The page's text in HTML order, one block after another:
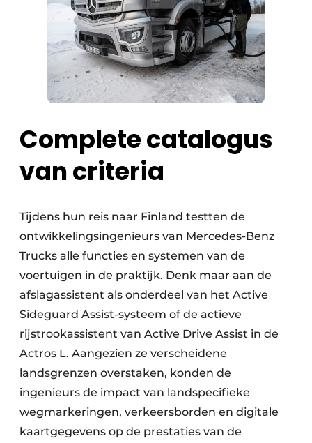
Complete catalogus
van criteria
Tijdens hun reis naar Finland testten de
ontwikkelingsingenieurs van Mercedes-Benz
Trucks alle functies en systemen van de
voertuigen in de praktijk. Denk maar aan de
afslagassistent als onderdeel van het Active
Sideguard Assist-systeem of de actieve
rijstrookassistent van Active Drive Assist in de
Actros L. Aangezien ze verscheidene
landsgrenzen overstaken, konden de
ingenieurs de impact van landspecifieke
wegmarkeringen, verkeersborden en digitale
kaartgegevens op de prestaties van de